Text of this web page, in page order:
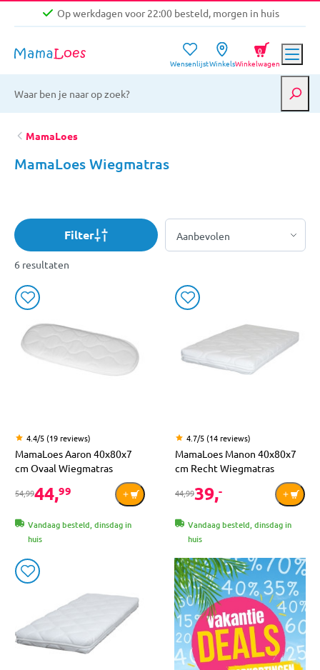
Op werkdagen voor 22:00 besteld, morgen in huis
Gratis verzending vanaf €39,-
Op werkdagen voor 22:00 besteld, morgen in huis
WensenlijstWinkelsWinkelwagen
0
MamaLoes
MamaLoes Wiegmatras
Filter
6 resultaten
4.4/5 (19 reviews)
MamaLoes Aaron 40x80x7
cm Ovaal Wiegmatras
54,9944,99
Vandaag besteld, dinsdag in
huis
4.7/5 (14 reviews)
MamaLoes Manon 40x80x7
cm Recht Wiegmatras
44,9939,-
Vandaag besteld, dinsdag in
huis